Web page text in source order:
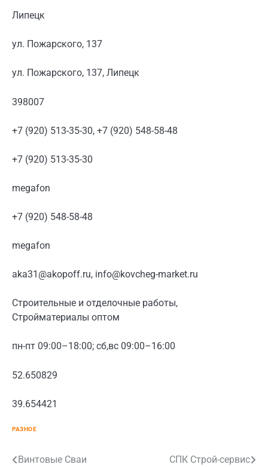
Липецк
ул. Пожарского, 137
ул. Пожарского, 137, Липецк
398007
+7 (920) 513-35-30, +7 (920) 548-58-48
+7 (920) 513-35-30
megafon
+7 (920) 548-58-48
megafon
aka31@akopoff.ru, info@kovcheg-market.ru
Строительные и отделочные работы,
Стройматериалы оптом
пн-пт 09:00–18:00; сб,вс 09:00–16:00
52.650829
39.654421
РАЗНОЕ
Навигация
Винтовые Сваи СПК Строй-сервис